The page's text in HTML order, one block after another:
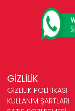
GİZLİLİK
GİZLİLİK POLİTİKASI
KULLANIM ŞARTLARI